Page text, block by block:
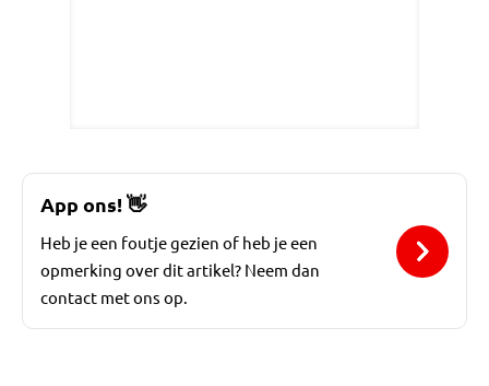
App ons!👋
Heb je een foutje gezien of heb je een
opmerking over dit artikel? Neem dan
contact met ons op.